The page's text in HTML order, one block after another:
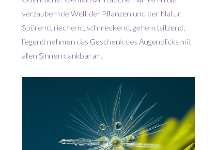
verzaubernde Welt der Pflanzen und der Natur.
Spürend, riechend, schmeckend, gehend,sitzend,
liegend nehmen das Geschenk des Augenblicks mit
allen Sinnen dankbar an.